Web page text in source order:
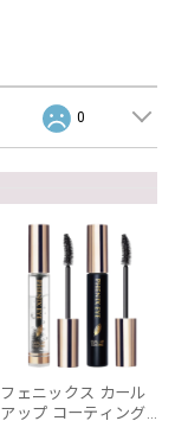
0
フェニックス カール
アップ コーティング